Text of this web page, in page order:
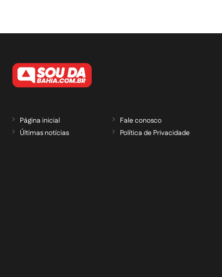
Página inicial
Últimas notícias
Fale conosco
Política de Privacidade